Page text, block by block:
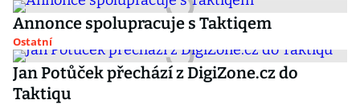
Annonce spolupracuje s Taktiqem
Ostatní
Jan Potůček přechází z DigiZone.cz do
Taktiqu